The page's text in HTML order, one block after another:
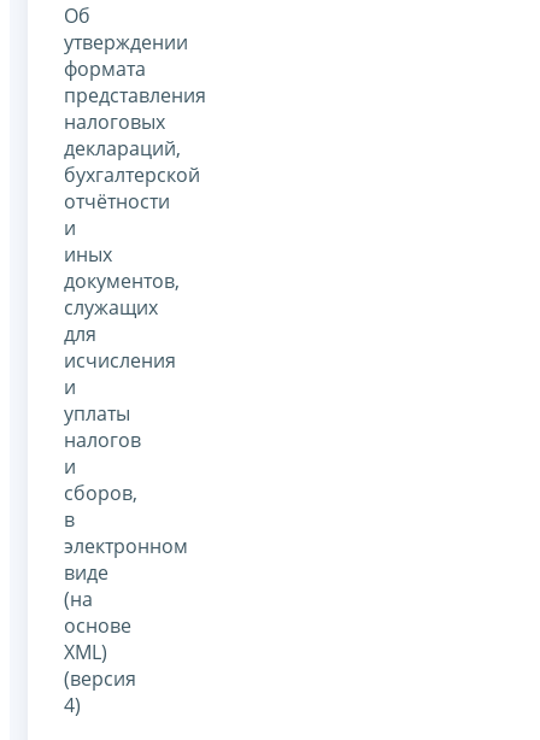
Об
утверждении
формата
представления
налоговых
деклараций,
бухгалтерской
отчётности
и
иных
документов,
служащих
для
исчисления
и
уплаты
налогов
и
сборов,
в
электронном
виде
(на
основе
XML)
(версия
4)